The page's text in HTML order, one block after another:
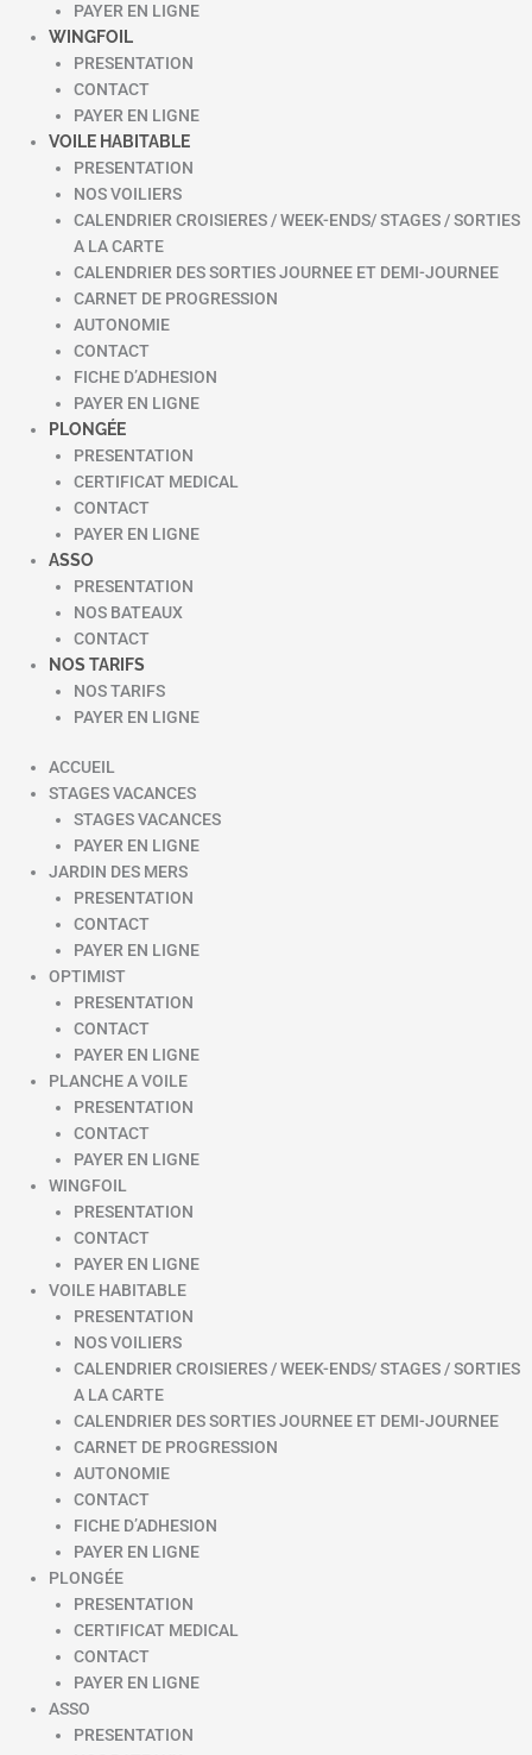
PAYER EN LIGNE
WINGFOIL
PRESENTATION
CONTACT
PAYER EN LIGNE
VOILE HABITABLE
PRESENTATION
NOS VOILIERS
CALENDRIER CROISIERES / WEEK-ENDS/ STAGES / SORTIES
A LA CARTE
CALENDRIER DES SORTIES JOURNEE ET DEMI-JOURNEE
CARNET DE PROGRESSION
AUTONOMIE
CONTACT
FICHE D’ADHESION
PAYER EN LIGNE
PLONGÉE
PRESENTATION
CERTIFICAT MEDICAL
CONTACT
PAYER EN LIGNE
ASSO
PRESENTATION
NOS BATEAUX
CONTACT
NOS TARIFS
NOS TARIFS
PAYER EN LIGNE
ACCUEIL
STAGES VACANCES
STAGES VACANCES
PAYER EN LIGNE
JARDIN DES MERS
PRESENTATION
CONTACT
PAYER EN LIGNE
OPTIMIST
PRESENTATION
CONTACT
PAYER EN LIGNE
PLANCHE A VOILE
PRESENTATION
CONTACT
PAYER EN LIGNE
WINGFOIL
PRESENTATION
CONTACT
PAYER EN LIGNE
VOILE HABITABLE
PRESENTATION
NOS VOILIERS
CALENDRIER CROISIERES / WEEK-ENDS/ STAGES / SORTIES
A LA CARTE
CALENDRIER DES SORTIES JOURNEE ET DEMI-JOURNEE
CARNET DE PROGRESSION
AUTONOMIE
CONTACT
FICHE D’ADHESION
PAYER EN LIGNE
PLONGÉE
PRESENTATION
CERTIFICAT MEDICAL
CONTACT
PAYER EN LIGNE
ASSO
PRESENTATION